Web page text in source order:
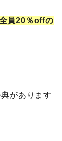
員20％offの
があります